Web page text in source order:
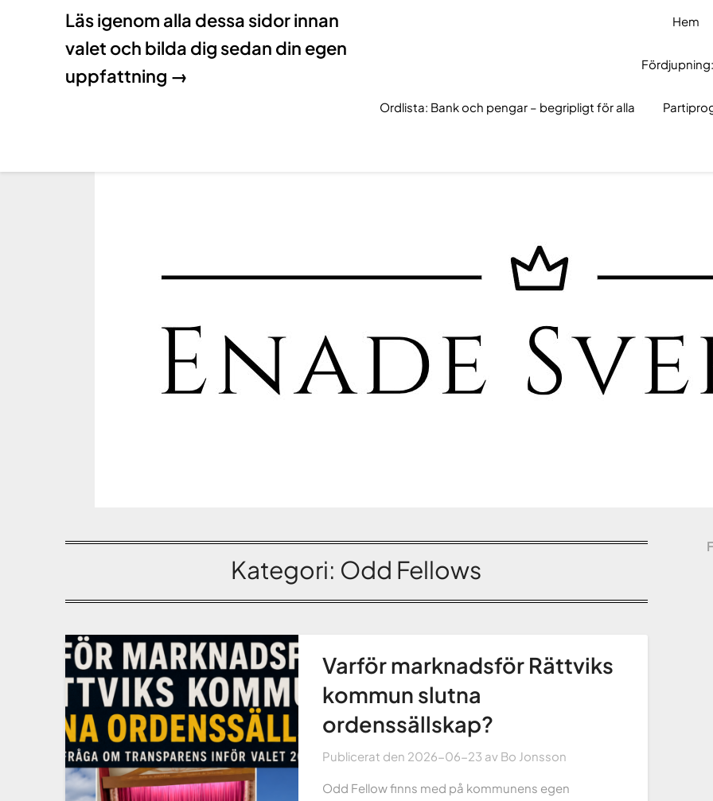
Läs igenom alla dessa sidor innan
valet och bilda dig sedan din egen
uppfattning →
Hem
Ordlista: Bank och pengar – begripligt för alla
Kategori: Odd Fellows
Varför marknadsför Rättviks
kommun slutna
ordenssällskap?
Publicerat den 2026-06-23 av Bo Jonsson
Odd Fellow finns med på kommunens egen